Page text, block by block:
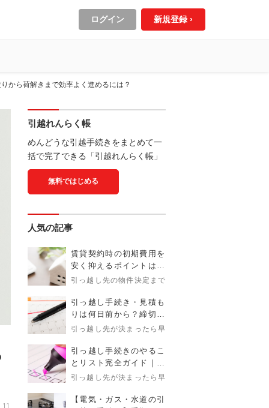
ログイン 新規登録 ›
から荷解きまで効率よく進めるには？
引越れんらく帳
めんどうな引越手続きをまとめて一
括で完了できる「引越れんらく帳」
無料ではじめる
人気の記事
賃貸契約時の初期費用を
安く抑えるポイントは？
金額目安とタイミングを
引っ越し先の物件決定まで
引っ越し手続き・見積も
りは何日前から？締切時
期まで完全ガイド
引っ越し先が決まったら早めに
引っ越し手続きのやるこ
とリスト完全ガイド｜タ
イミング・必要書類・注
引っ越し先が決まったら早めに
【電気・ガス・水道の引